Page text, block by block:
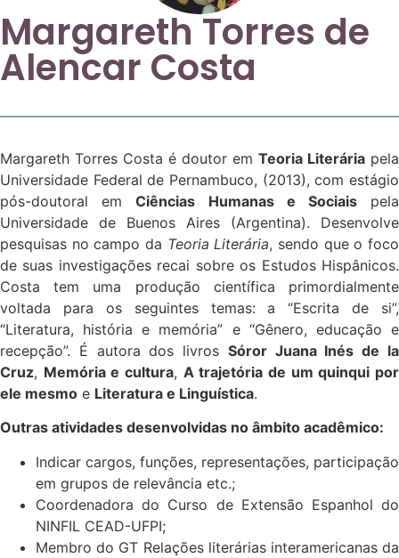
Margareth Torres de
Alencar Costa
Margareth Torres Costa é doutor em Teoria Literária pela
Universidade Federal de Pernambuco, (2013), com estágio
pós-doutoral emCiências Humanas e Sociaispela
Universidade de Buenos Aires (Argentina). Desenvolve
pesquisas no campo da Teoria Literária, sendo que o foco
de suas investigações recai sobre os Estudos Hispânicos.
Costa tem uma produção científica primordialmente
voltada para os seguintes temas: a “Escrita de si”,
“Literatura, história e memória” e “Gênero, educação e
recepção”. É autora dos livros Sóror Juana Inés de la
Cruz, Memória e cultura, Atrajetória de um quinqui por
ele mesmo e Literatura e Linguística.
Outras atividades desenvolvidas no âmbito acadêmico:
Indicar cargos, funções, representações, participação
em grupos de relevância etc.;
Coordenadora do Curso de Extensão Espanhol do
NINFIL CEAD-UFPI;
Membro do GT Relações literárias interamericanas da